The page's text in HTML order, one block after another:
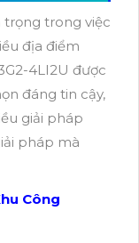
trọng trong việc
địa điểm
4LI2U được
đáng tin cậy,
giải pháp
pháp mà
Công